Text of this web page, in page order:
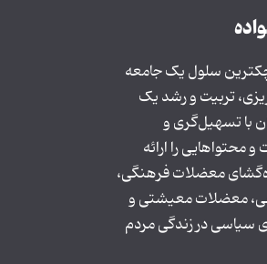
سلول یک جامعه
تربیت و رشد یک
با تسهیل‌گری و
محتواهایی را ارائه
معضلات فرهنگی،
معضلات معیشتی و
سیاسی در زندگی مردم